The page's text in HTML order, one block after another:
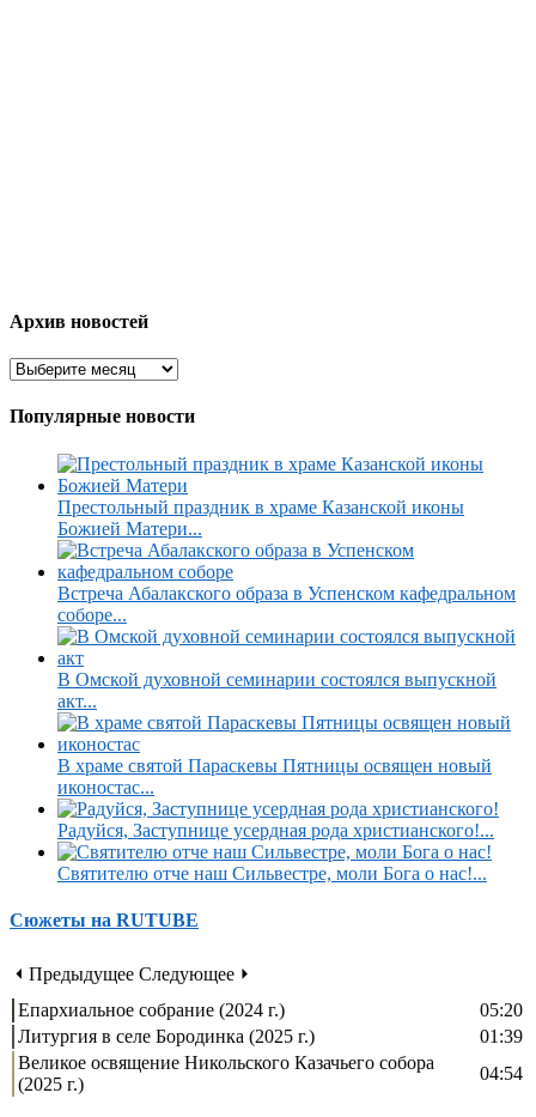
Архив новостей
Популярные новости
Престольный праздник в храме Казанской иконы
Божией Матери...
Встреча Абалакского образа в Успенском кафедральном
соборе...
В Омской духовной семинарии состоялся выпускной
акт...
В храме святой Параскевы Пятницы освящен новый
иконостас...
Радуйся, Заступнице усердная рода христианского!...
Святителю отче наш Сильвестре, моли Бога о нас!...
Сюжеты на RUTUBE
⏴ Предыдущее Следующее ⏵
Епархиальное собрание (2024 г.)
05:20
Литургия в селе Бородинка (2025 г.)
01:39
Великое освящение Никольского Казачьего собора
(2025 г.)
04:54